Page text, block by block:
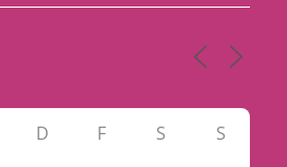
D F S S